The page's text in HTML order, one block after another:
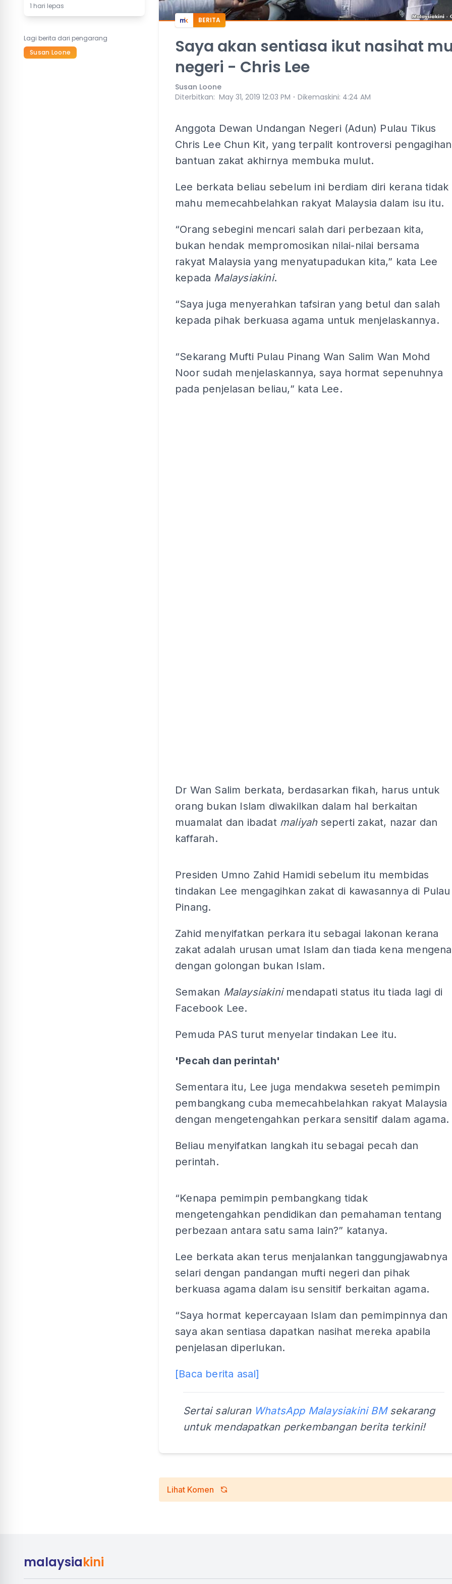
1 hari lepas
Lagi berita dari pengarang
Susan Loone
BERITA
Saya akan sentiasa ikut nasihat
negeri - Chris Lee
Susan Loone
Diterbitkan: May 31, 2019 12:03 PM ⋅ Dikemaskini: 4:24 AM
Anggota Dewan Undangan Negeri (Adun) Pulau Tikus
Chris Lee Chun Kit, yang terpalit kontroversi pengagihan
bantuan zakat akhirnya membuka mulut.
Lee berkata beliau sebelum ini berdiam diri kerana tidak
mahu memecahbelahkan rakyat Malaysia dalam isu itu.
“Orang sebegini mencari salah dari perbezaan kita,
bukan hendak mempromosikan nilai-nilai bersama
rakyat Malaysia yang menyatupadukan kita,” kata Lee
kepada Malaysiakini.
“Saya juga menyerahkan tafsiran yang betul dan salah
kepada pihak berkuasa agama untuk menjelaskannya.
“Sekarang Mufti Pulau Pinang Wan Salim Wan Mohd
Noor sudah menjelaskannya, saya hormat sepenuhnya
pada penjelasan beliau,” kata Lee.
Dr Wan Salim berkata, berdasarkan fikah, harus untuk
orang bukan Islam diwakilkan dalam hal berkaitan
muamalat dan ibadat maliyahseperti zakat, nazar dan
kaffarah.
Presiden Umno Zahid Hamidi sebelum itu membidas
tindakan Lee mengagihkan zakat di kawasannya di Pulau
Pinang.
Zahid menyifatkan perkara itu sebagai lakonan kerana
zakat adalah urusan umat Islam dan tiada kena mengena
dengan golongan bukan Islam.
Semakan Malaysiakini mendapati status itu tiada lagi di
Facebook Lee.
Pemuda PAS turut menyelar tindakan Lee itu.
'Pecah dan perintah'
Sementara itu, Lee juga mendakwa seseteh pemimpin
pembangkang cuba memecahbelahkan rakyat Malaysia
dengan mengetengahkan perkara sensitif dalam agama.
Beliau menyifatkan langkah itu sebagai pecah dan
perintah.
“Kenapa pemimpin pembangkang tidak
mengetengahkan pendidikan dan pemahaman tentang
perbezaan antara satu sama lain?” katanya.
Lee berkata akan terus menjalankan tanggungjawabnya
selari dengan pandangan mufti negeri dan pihak
berkuasa agama dalam isu sensitif berkaitan agama.
“Saya hormat kepercayaan Islam dan pemimpinnya dan
saya akan sentiasa dapatkan nasihat mereka apabila
penjelasan diperlukan.
[Baca berita asal]
Sertai saluran WhatsApp Malaysiakini BMsekarang
untuk mendapatkan perkembangan berita terkini!
Lihat Komen
malaysiakini